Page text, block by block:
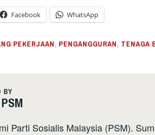
Facebook WhatsApp
PEKERJAAN, PENGANGGURAN, TENAGA
BY
Parti Sosialis Malaysia (PSM).